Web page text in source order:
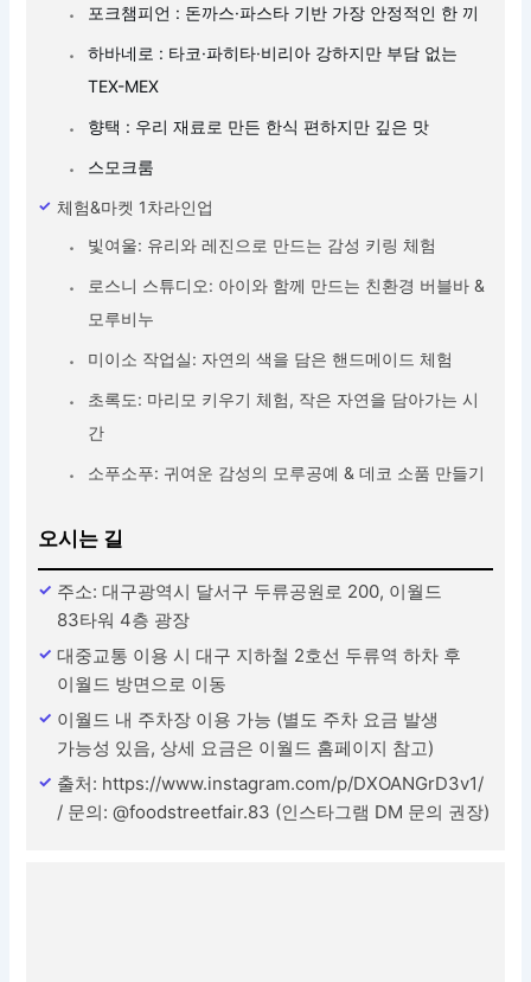
포크챔피언 : 돈까스·파스타 기반 가장 안정적인 한 끼
하바네로 : 타코·파히타·비리아 강하지만 부담 없는
TEX-MEX
향택 : 우리 재료로 만든 한식편하지만 깊은 맛
스모크룸
체험&마켓 1차라인업
빛여울: 유리와 레진으로 만드는 감성 키링 체험
로스니 스튜디오: 아이와 함께 만드는 친환경 버블바 &
모루비누
미이소 작업실: 자연의 색을 담은 핸드메이드 체험
초록도: 마리모 키우기 체험, 작은 자연을 담아가는 시
간
소푸소푸: 귀여운 감성의 모루공예 & 데코 소품 만들기
오시는 길
주소: 대구광역시 달서구 두류공원로 200, 이월드
83타워 4층 광장
대중교통 이용 시 대구 지하철 2호선 두류역 하차 후
이월드 방면으로 이동
이월드 내 주차장 이용 가능 (별도 주차 요금 발생
가능성 있음, 상세 요금은 이월드 홈페이지 참고)
출처: https://www.instagram.com/p/DXOANGrD3v1/
/ 문의: @foodstreetfair.83 (인스타그램 DM 문의 권장)